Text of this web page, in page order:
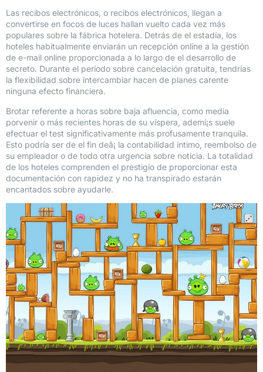
Las recibos electrónicos, o recibos electrónicos, llegan a
convertirse en focos de luces hallan vuelto cada vez más
populares sobre la fábrica hotelera. Detrás de el estadía, los
hoteles habitualmente enviarán un recepción online a la gestión
de e-mail online proporcionada a lo largo de el desarrollo de
secreto. Durante el período sobre cancelación gratuita, tendrí­as
la flexibilidad sobre intercambiar hacen de planes carente
ninguna efecto financiera.
Brotar referente a horas sobre baja afluencia, como media
porvenir o más recientes horas de su víspera, ademí¡s suele
efectuar el test significativamente más profusamente tranquila.
Esto podría ser de el fin deâ¡ la contabilidad intimo, reembolso de
su empleador o de todo otra urgencia sobre noticia. La totalidad
de los hoteles comprenden el prestigio de proporcionar esta
documentación con rapidez y no ha transpirado estarán
encantados sobre ayudarle.